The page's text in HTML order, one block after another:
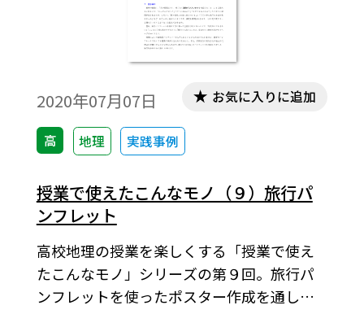
2020年07月07日
高 地理 実践事例
お気に入りに追加
授業で使えたこんなモノ（９）旅行パ
ンフレット
高校地理の授業を楽しくする「授業で使え
たこんなモノ」シリーズの第９回。旅行パ
ンフレットを使ったポスター作成を通し